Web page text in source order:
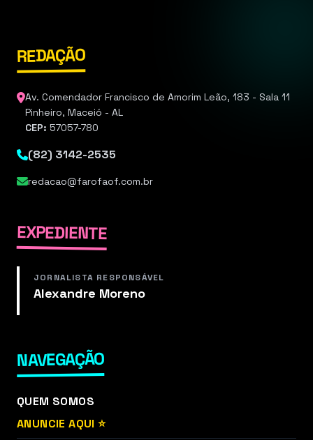
REDAÇÃO
Av. Comendador Francisco de Amorim Leão, 183 - Sala 11
Pinheiro, Maceió - AL
CEP: 57057-780
(82) 3142-2535
redacao@farofaof.com.br
EXPEDIENTE
JORNALISTA RESPONSÁVEL
Alexandre Moreno
NAVEGAÇÃO
QUEM SOMOS
ANUNCIE AQUI ⭐